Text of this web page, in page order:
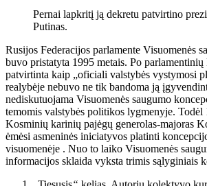
Pernai lapkritį ją dekretu patvirtino
Putinas.
Rusijos Federacijos parlamente Visuomenės
buvo pristatyta 1995 metais. Po
patvirtinta kaip „oficiali valstybės vystymosi
realybėje nebuvo ne tik bandoma ją
nediskutuojama Visuomenės saugumo
temomis valstybės politikos lygmenyje. Todėl
Kosminių karinių pajėgų generolas-majoras
ėmėsi asmeninės iniciatyvos platinti
visuomenėje . Nuo to laiko Visuomenės
informacijos sklaida vyksta trimis sąlyginiais